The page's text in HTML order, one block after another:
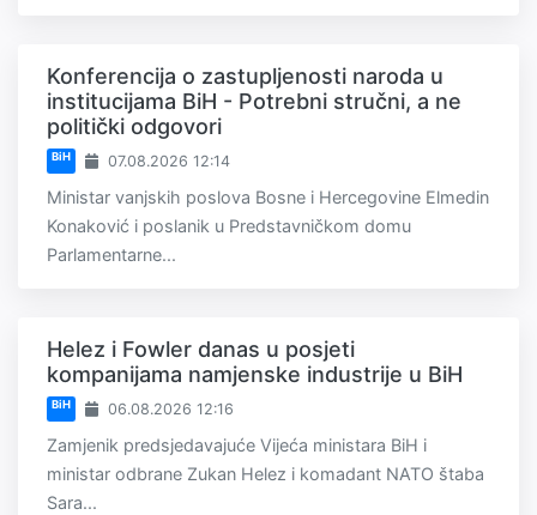
Konferencija o zastupljenosti naroda u
institucijama BiH - Potrebni stručni, a ne
politički odgovori
BiH 07.08.2026 12:14
Ministar vanjskih poslova Bosne i Hercegovine Elmedin
Konaković i poslanik u Predstavničkom domu
Parlamentarne...
Helez i Fowler danas u posjeti
kompanijama namjenske industrije u BiH
BiH 06.08.2026 12:16
Zamjenik predsjedavajuće Vijeća ministara BiH i
ministar odbrane Zukan Helez i komadant NATO štaba
Sara...